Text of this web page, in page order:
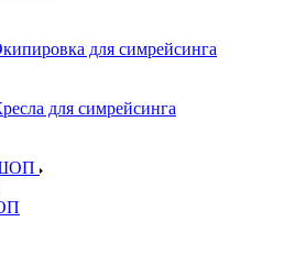
для симрейсинга
для симрейсинга